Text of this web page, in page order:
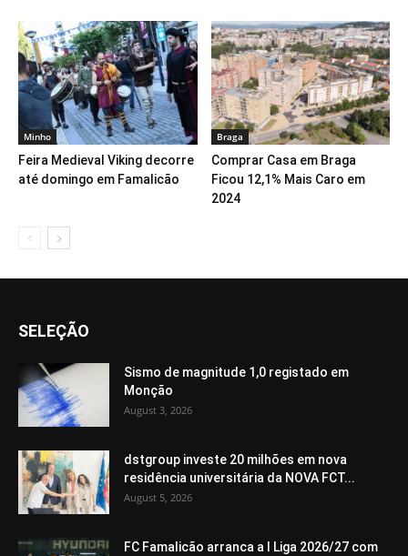
Minho
Feira Medieval Viking decorre
até domingo em Famalicão
Braga
Comprar Casa em Braga
Ficou 12,1% Mais Caro em
2024
SELEÇÃO
Sismo de magnitude 1,0 registado em
Monção
August 3, 2026
dstgroup investe 20 milhões em nova
residência universitária da NOVA FCT...
August 5, 2026
FC Famalicão arranca a I Liga 2026/27 com